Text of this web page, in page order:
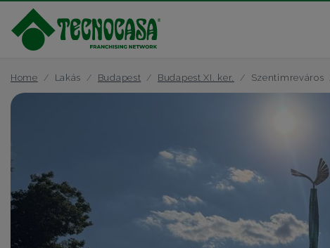
Home Lakás Budapest Budapest XI. ker. Szentimreváros